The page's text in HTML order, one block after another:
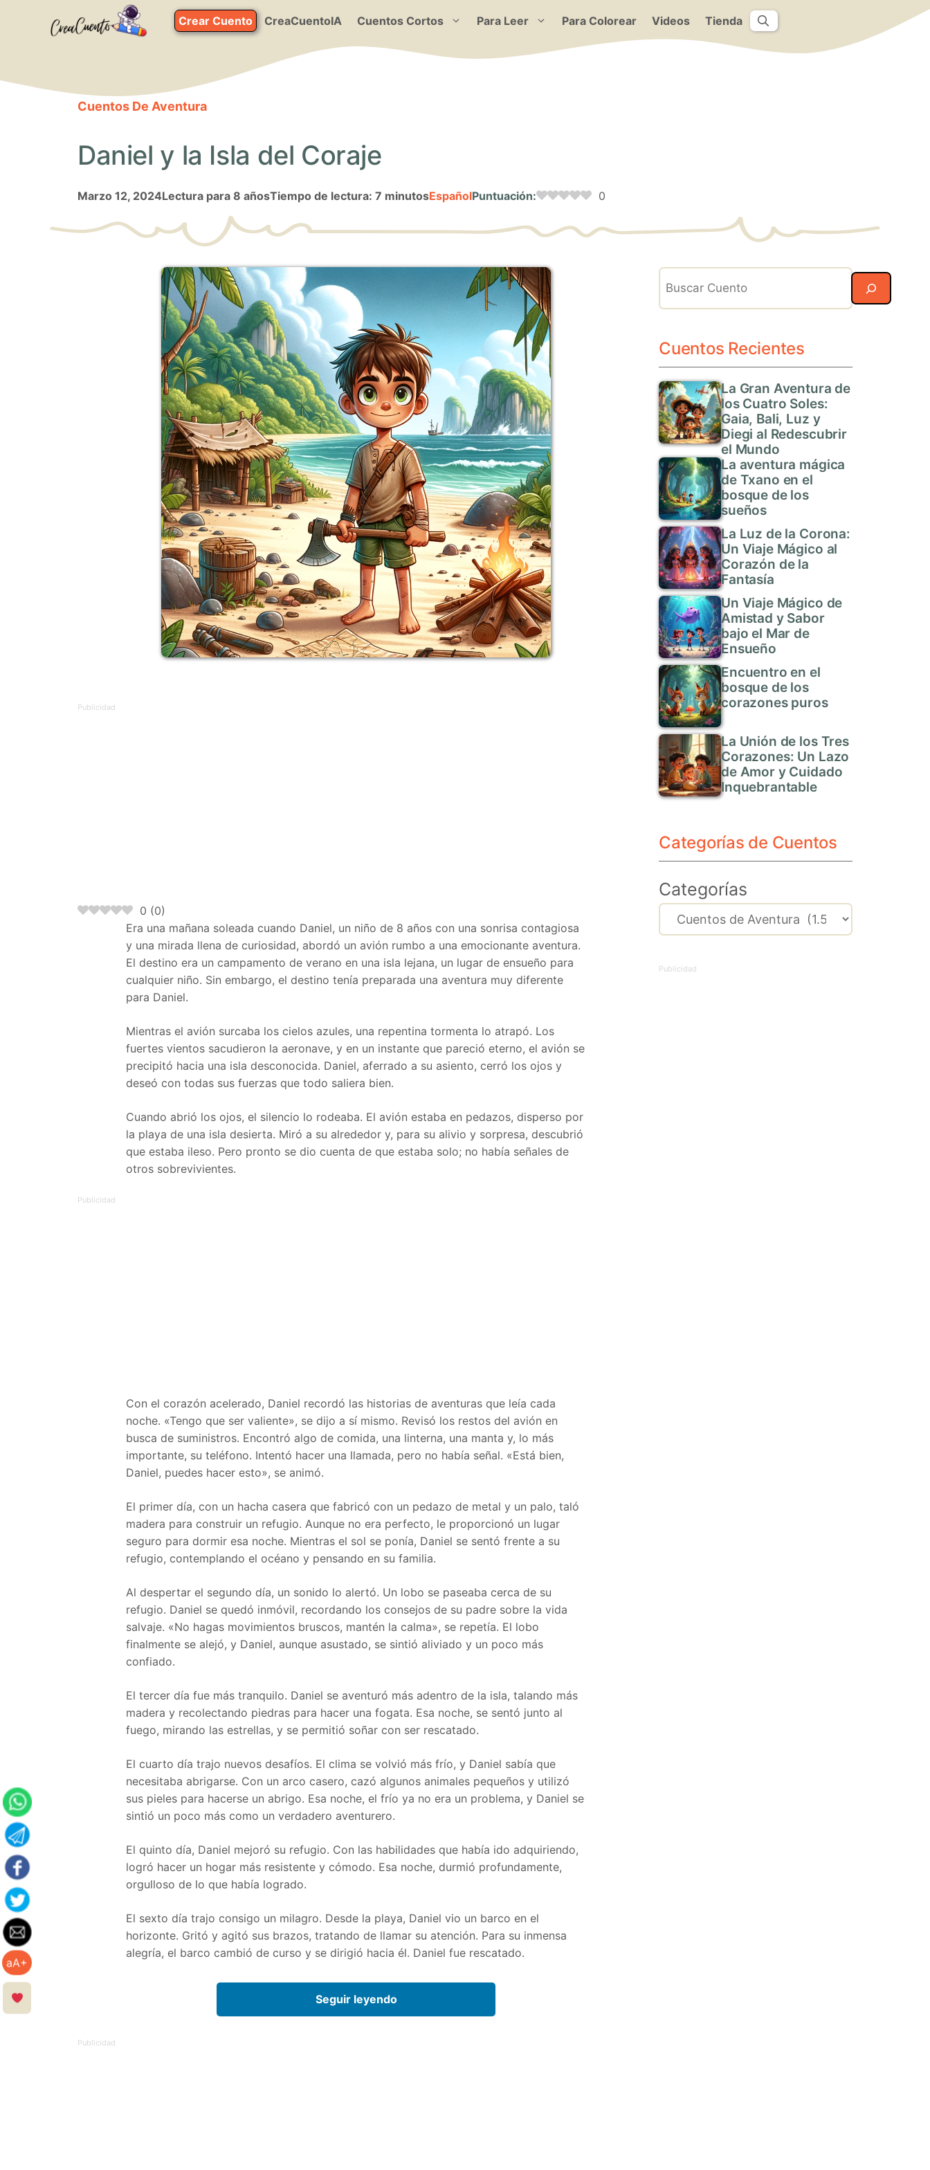
Crear Cuento CreaCuentoIA Cuentos Cortos Para Leer Para Colorear Videos Tienda
Cuentos De Aventura
Daniel y la Isla del Coraje
marzo 12, 2024Lectura para 8 añosTiempo de lectura: 7 minutosEspañolPuntuación: 0
aA+
0 (0)
Era una mañana soleada cuando Daniel, un niño de 8 años con una sonrisa contagiosa
y una mirada llena de curiosidad, abordó un avión rumbo a una emocionante aventura.
El destino era un campamento de verano en una isla lejana, un lugar de ensueño para
cualquier niño. Sin embargo, el destino tenía preparada una aventura muy diferente
para Daniel.
Mientras el avión surcaba los cielos azules, una repentina tormenta lo atrapó. Los
fuertes vientos sacudieron la aeronave, y en un instante que pareció eterno, el avión se
precipitó hacia una isla desconocida. Daniel, aferrado a su asiento, cerró los ojos y
deseó con todas sus fuerzas que todo saliera bien.
Cuando abrió los ojos, el silencio lo rodeaba. El avión estaba en pedazos, disperso por
la playa de una isla desierta. Miró a su alrededor y, para su alivio y sorpresa, descubrió
que estaba ileso. Pero pronto se dio cuenta de que estaba solo; no había señales de
otros sobrevivientes.
Con el corazón acelerado, Daniel recordó las historias de aventuras que leía cada
noche. «Tengo que ser valiente», se dijo a sí mismo. Revisó los restos del avión en
busca de suministros. Encontró algo de comida, una linterna, una manta y, lo más
importante, su teléfono. Intentó hacer una llamada, pero no había señal. «Está bien,
Daniel, puedes hacer esto», se animó.
El primer día, con un hacha casera que fabricó con un pedazo de metal y un palo, taló
madera para construir un refugio. Aunque no era perfecto, le proporcionó un lugar
seguro para dormir esa noche. Mientras el sol se ponía, Daniel se sentó frente a su
refugio, contemplando el océano y pensando en su familia.
Al despertar el segundo día, un sonido lo alertó. Un lobo se paseaba cerca de su
refugio. Daniel se quedó inmóvil, recordando los consejos de su padre sobre la vida
salvaje. «No hagas movimientos bruscos, mantén la calma», se repetía. El lobo
finalmente se alejó, y Daniel, aunque asustado, se sintió aliviado y un poco más
confiado.
El tercer día fue más tranquilo. Daniel se aventuró más adentro de la isla, talando más
madera y recolectando piedras para hacer una fogata. Esa noche, se sentó junto al
fuego, mirando las estrellas, y se permitió soñar con ser rescatado.
El cuarto día trajo nuevos desafíos. El clima se volvió más frío, y Daniel sabía que
necesitaba abrigarse. Con un arco casero, cazó algunos animales pequeños y utilizó
sus pieles para hacerse un abrigo. Esa noche, el frío ya no era un problema, y Daniel se
sintió un poco más como un verdadero aventurero.
El quinto día, Daniel mejoró su refugio. Con las habilidades que había ido adquiriendo,
logró hacer un hogar más resistente y cómodo. Esa noche, durmió profundamente,
orgulloso de lo que había logrado.
El sexto día trajo consigo un milagro. Desde la playa, Daniel vio un barco en el
horizonte. Gritó y agitó sus brazos, tratando de llamar su atención. Para su inmensa
alegría, el barco cambió de curso y se dirigió hacia él. Daniel fue rescatado.
Seguir leyendo
Search
Cuentos Recientes
La Gran Aventura de
los Cuatro Soles:
Gaia, Bali, Luz y
Diegi al Redescubrir
el Mundo
La aventura mágica
de Txano en el
bosque de los
sueños
La Luz de la Corona:
Un Viaje Mágico al
Corazón de la
Fantasía
Un Viaje Mágico de
Amistad y Sabor
bajo el Mar de
Ensueño
Encuentro en el
bosque de los
corazones puros
La Unión de los Tres
Corazones: Un Lazo
de Amor y Cuidado
Inquebrantable
Categorías de Cuentos
Categorías